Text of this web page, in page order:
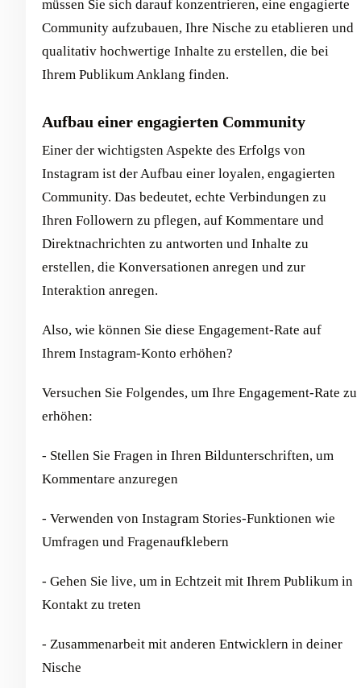
müssen Sie sich darauf konzentrieren, eine engagierte
Community aufzubauen, Ihre Nische zu etablieren und
qualitativ hochwertige Inhalte zu erstellen, die bei
Ihrem Publikum Anklang finden.
Aufbau einer engagierten Community
Einer der wichtigsten Aspekte des Erfolgs von
Instagram ist der Aufbau einer loyalen, engagierten
Community. Das bedeutet, echte Verbindungen zu
Ihren Followern zu pflegen, auf Kommentare und
Direktnachrichten zu antworten und Inhalte zu
erstellen, die Konversationen anregen und zur
Interaktion anregen.
Also, wie können Sie diese Engagement-Rate auf
Ihrem Instagram-Konto erhöhen?
Versuchen Sie Folgendes, um Ihre Engagement-Rate zu
erhöhen:
- Stellen Sie Fragen in Ihren Bildunterschriften, um
Kommentare anzuregen
- Verwenden von Instagram Stories-Funktionen wie
Umfragen und Fragenaufklebern
- Gehen Sie live, um in Echtzeit mit Ihrem Publikum in
Kontakt zu treten
- Zusammenarbeit mit anderen Entwicklern in deiner
Nische